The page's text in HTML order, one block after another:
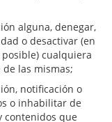
alguna, denegar,
o desactivar (en
cualquiera
las mismas;
notificación o
o inhabilitar de
contenidos que